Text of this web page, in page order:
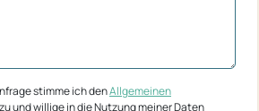
stimme ich denAllgemeinen
zu und willige in die Nutzung meiner Daten